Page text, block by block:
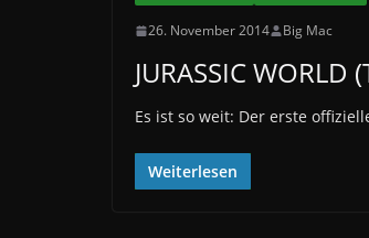
26. November 2014 Big Mac
JURASSIC WORLD
Es ist so weit: Der erste
Weiterlesen